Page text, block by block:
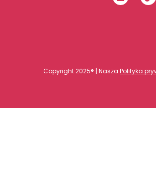
Copyright 2025® | Nasza Polityka